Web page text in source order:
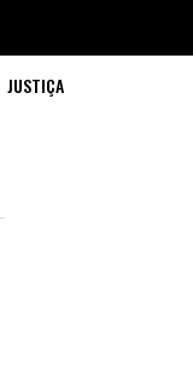
JUSTIÇA